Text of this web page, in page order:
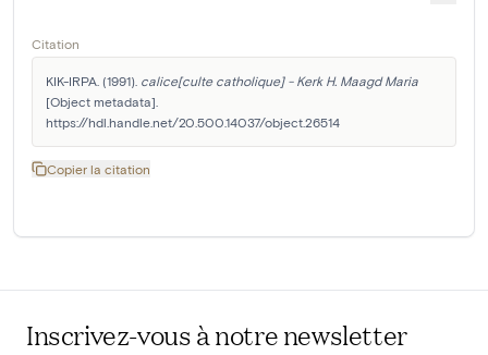
Citation
KIK-IRPA. (1991). calice[culte catholique] - Kerk H. Maagd Maria
[Object metadata].
https://hdl.handle.net/20.500.14037/object.26514
Copier la citation
Inscrivez-vous à notre newsletter